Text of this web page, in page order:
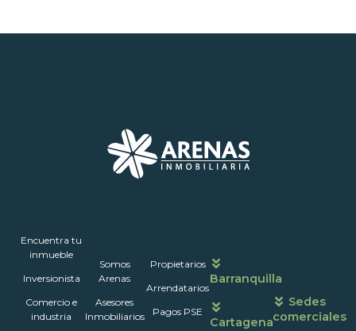
Encuentra tu
inmueble
Inversionista
Comercio e
industria
Somos
Arenas
Asesores
Inmobiliarios
Propietarios
Arrendatarios
Pagos PSE
Barranquilla
Cartagena
atención
Sedes
comerciales